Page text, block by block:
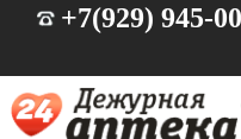
+7(929) 945-